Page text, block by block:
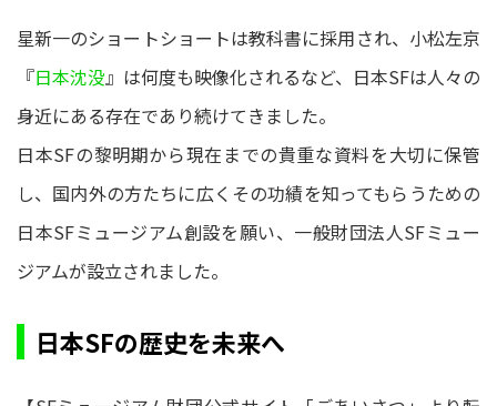
星新一のショートショートは教科書に採用され、小松左京
『日本沈没』は何度も映像化されるなど、日本SFは人々の
身近にある存在であり続けてきました。
日本SFの黎明期から現在までの貴重な資料を大切に保管
し、国内外の方たちに広くその功績を知ってもらうための
日本SFミュージアム創設を願い、一般財団法人SFミュー
ジアムが設立されました。
日本SFの歴史を未来へ